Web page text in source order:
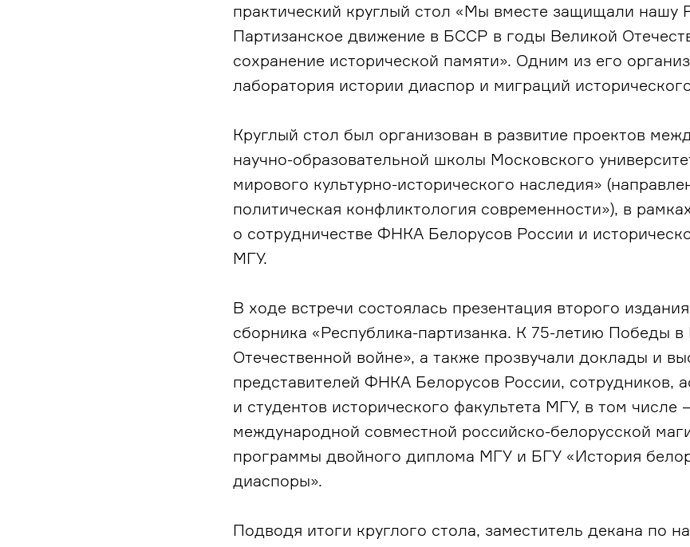
практический круглый стол «Мы вместе защищали нашу
Партизанское движение в БССР в годы Великой
сохранение исторической памяти». Одним из его
лаборатория истории диаспор и миграций
Круглый стол был организован в развитие проектов
научно-образовательной школы Московского
мирового культурно-исторического наследия»
политическая конфликтология современности»), в
о сотрудничестве ФНКА Белорусов России и
МГУ.
В ходе встречи состоялась презентация второго
сборника «Республика-партизанка. К 75-летию Победы в
Отечественной войне», а также прозвучали доклады и
представителей ФНКА Белорусов России, сотрудников,
и студентов исторического факультета МГУ, в том числе
международной совместной российско-белорусской
программы двойного диплома МГУ и БГУ «История
диаспоры».
Подводя итоги круглого стола, заместитель декана по